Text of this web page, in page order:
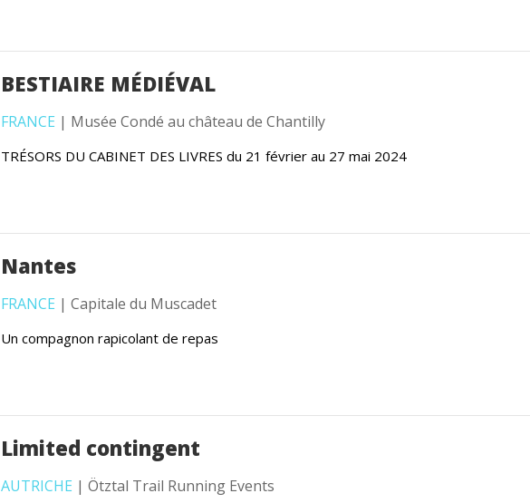
BESTIAIRE MÉDIÉVAL
FRANCE | Musée Condé au château de Chantilly
TRÉSORS DU CABINET DES LIVRES du 21 février au 27 mai 2024
Nantes
FRANCE | Capitale du Muscadet
Un compagnon rapicolant de repas
Limited contingent
AUTRICHE | Ötztal Trail Running Events